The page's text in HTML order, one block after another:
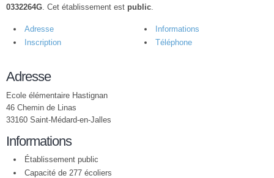
0332264G. Cet établissement est public.
Adresse
Informations
Inscription
Téléphone
Adresse
Ecole élémentaire Hastignan
46 Chemin de Linas
33160 Saint-Médard-en-Jalles
Informations
Établissement public
Capacité de 277 écoliers